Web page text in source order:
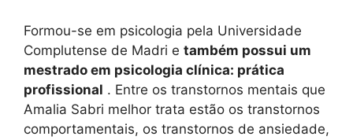
Formou-se em psicologia pela Universidade
Complutense de Madri e também possui um
mestrado em psicologia clínica: prática
profissional . Entre os transtornos mentais que
Amalia Sabri melhor trata estão os transtornos
comportamentais, os transtornos de ansiedade,